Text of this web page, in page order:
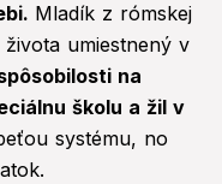
Mladík z rómskej
umiestnený v
na
školu a žil v
systému, no